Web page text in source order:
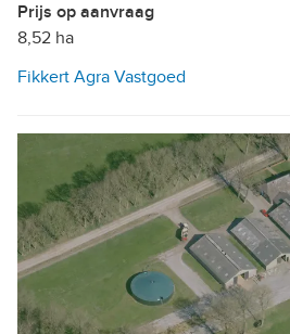
Prijs op aanvraag
8,52 ha
Fikkert Agra Vastgoed